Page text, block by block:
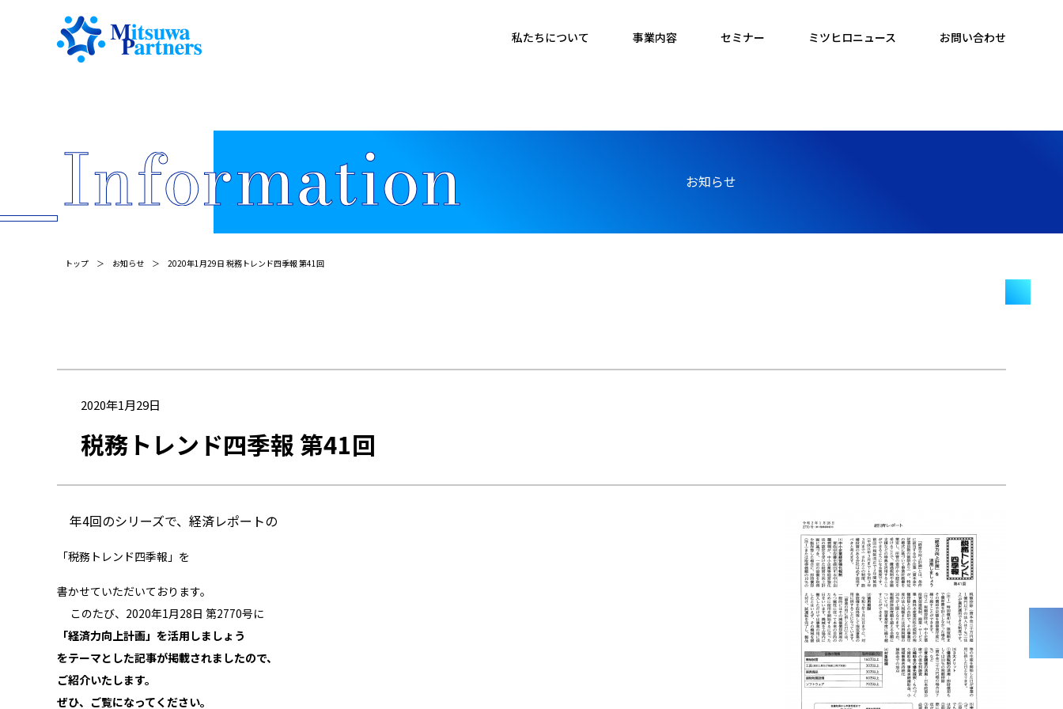
私たちについて 事業内容 セミナー ミツヒロニュース お問い合わせ
お知らせ
トップ お知らせ 2020年1月29日 税務トレンド四季報 第41回
2020年1月29日
税務トレンド四季報 第41回
年4回のシリーズで、経済レポートの
「税務トレンド四季報」を
書かせていただいております。
このたび、2020年1月28日 第2770号に
「経済力向上計画」を活用しましょう
をテーマとした記事が掲載されましたので、
ご紹介いたします。
ぜひ、ご覧になってください。